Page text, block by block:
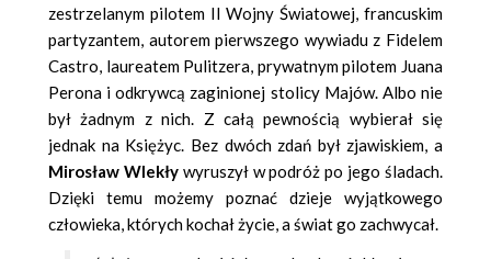
zestrzelanym pilotem II Wojny Światowej, francuskim
partyzantem, autorem pierwszego wywiadu z Fidelem
Castro, laureatem Pulitzera, prywatnym pilotem Juana
Perona i odkrywcą zaginionej stolicy Majów. Albo nie
był żadnym z nich. Z całą pewnością wybierał się
jednak na Księżyc. Bez dwóch zdań był zjawiskiem, a
Mirosław Wlekływyruszył w podróż po jego śladach.
Dzięki temu możemy poznać dzieje wyjątkowego
człowieka, których kochał życie, a świat go zachwycał.